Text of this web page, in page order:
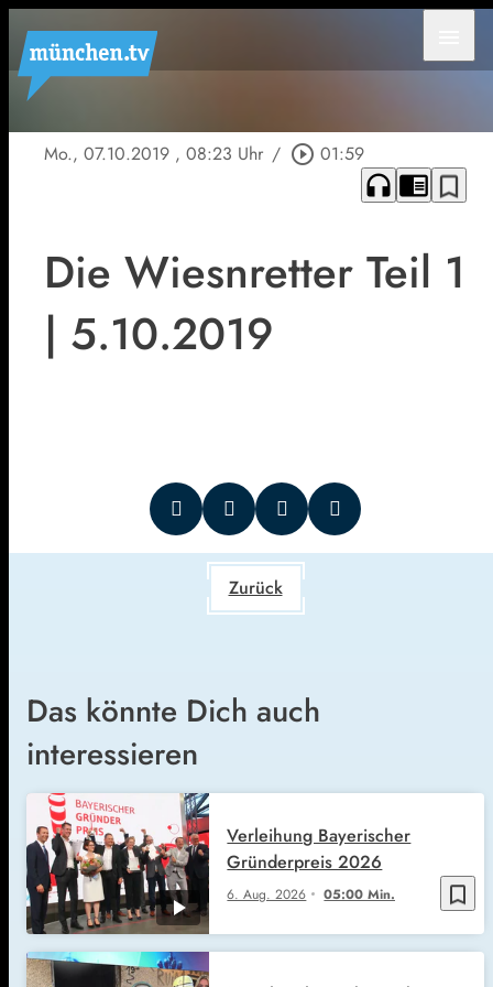
Mo., 07.10.2019 , 08:23 Uhr / play_circle_outline 01:59
headphones chrome_reader_mode bookmark_border
Die Wiesnretter Teil 1
| 5.10.2019
Zurück
Das könnte Dich auch
interessieren
bookmark_border
6. Aug. 2026 05:00 Min.
Verleihung Bayerischer
Gründerpreis 2026